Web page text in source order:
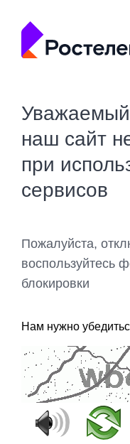
Уважаемый
наш сайт
при
сервисов
Пожалуйста,
воспользуйтесь
блокировки
Нам нужно